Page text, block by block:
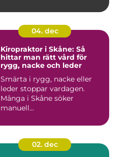
04. dec
Kiropraktor i Skåne: Så
hittar man rätt vård för
rygg, nacke och leder
Smärta i rygg, nacke eller
leder stoppar vardagen.
Många i Skåne söker
manuell...
02. dec